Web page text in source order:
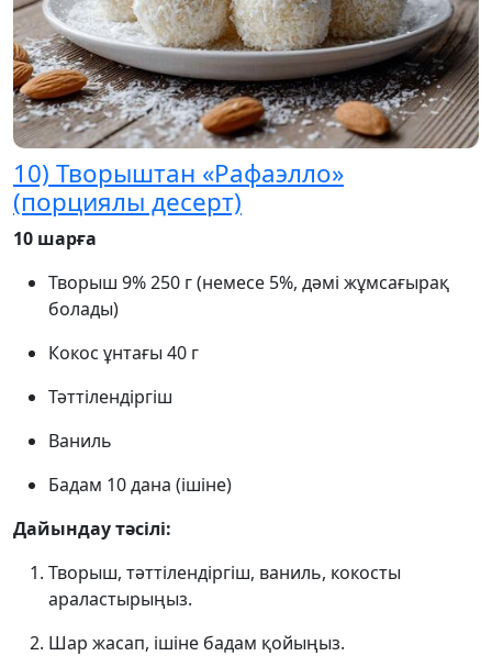
10) Творыштан «Рафаэлло»
(порциялы десерт)
10 шарға
Творыш 9% 250 г (немесе 5%, дәмі жұмсағырақ
болады)
Кокос ұнтағы 40 г
Тәттілендіргіш
Ваниль
Бадам 10 дана (ішіне)
Дайындау тәсілі:
Творыш, тәттілендіргіш, ваниль, кокосты
араластырыңыз.
Шар жасап, ішіне бадам қойыңыз.